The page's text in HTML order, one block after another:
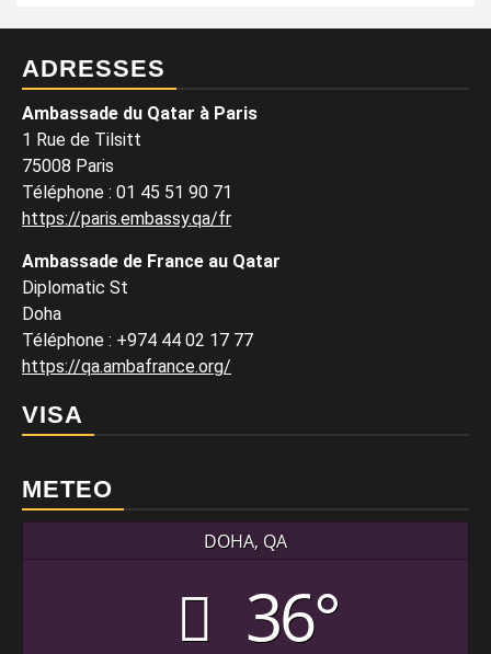
ADRESSES
Ambassade du Qatar à Paris
1 Rue de Tilsitt
75008 Paris
Téléphone : 01 45 51 90 71
https://paris.embassy.qa/fr
Ambassade de France au Qatar
Diplomatic St
Doha
Téléphone : +974 44 02 17 77
https://qa.ambafrance.org/
VISA
METEO
DOHA, QA
36°